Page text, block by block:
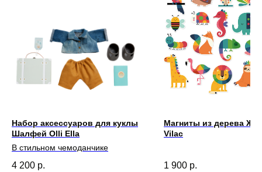
Набор аксессуаров для куклы
Шалфей Olli Ella
В стильном чемоданчике
4 200 р.
Магниты из дерева
Vilac
1 900 р.